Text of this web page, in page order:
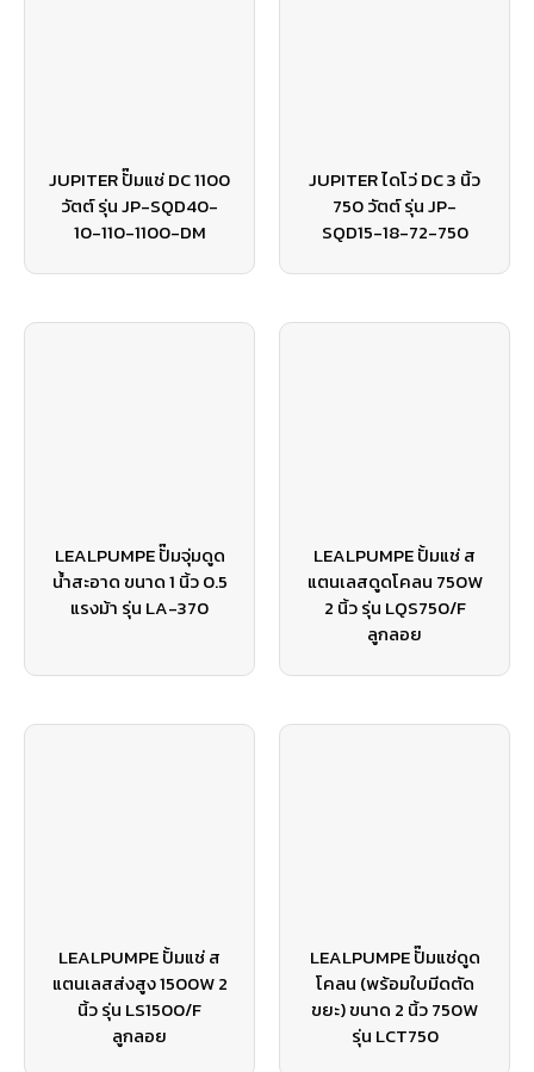
JUPITER ปั๊มแช่ DC 1100
วัตต์ รุ่น JP-SQD40-
10-110-1100-DM
JUPITER ไดโว่ DC 3 นิ้ว
750 วัตต์ รุ่น JP-
SQD15-18-72-750
LEALPUMPE ปั๊มจุ่มดูด
น้ำสะอาด ขนาด 1 นิ้ว 0.5
แรงม้า รุ่น LA-370
LEALPUMPE ปั้มแช่ ส
แตนเลสดูดโคลน 750W
2 นิ้ว รุ่น LQS750/F
ลูกลอย
LEALPUMPE ปั้มแช่ ส
แตนเลสส่งสูง 1500W 2
นิ้ว รุ่น LS1500/F
ลูกลอย
LEALPUMPE ปั๊มแช่ดูด
โคลน (พร้อมใบมีดตัด
ขยะ) ขนาด 2 นิ้ว 750W
รุ่น LCT750